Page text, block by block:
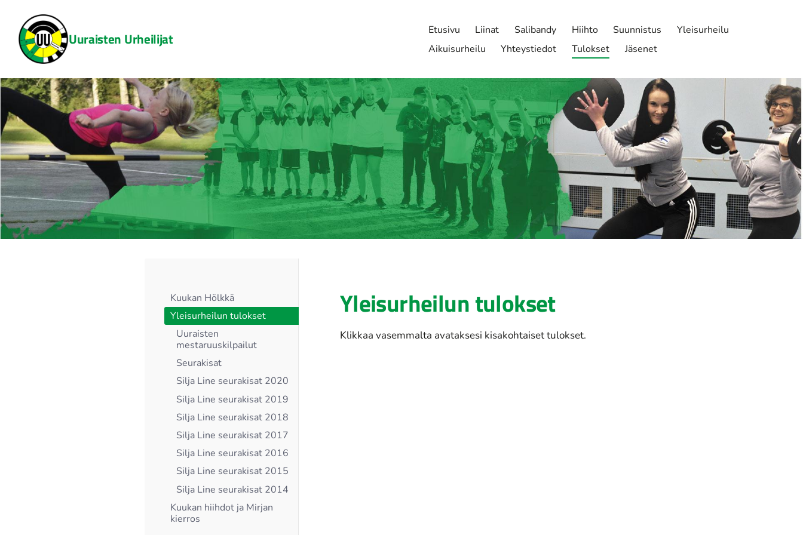
sivun
sisältöön
Uuraisten Urheilijat Etusivu Liinat Salibandy Hiihto Suunnistus
Yleisurheilu
Aikuisurheilu
Yhteystiedot Tulokset Jäsenet
Kuukan Hölkkä
Yleisurheilun tulokset
Uuraisten
mestaruuskilpailut
Seurakisat
Silja Line seurakisat 2020
Silja Line seurakisat 2019
Silja Line seurakisat 2018
Silja Line seurakisat 2017
Silja Line seurakisat 2016
Silja Line seurakisat 2015
Silja Line seurakisat 2014
Kuukan hiihdot ja Mirjan
kierros
Yleisurheilun tulokset
Klikkaa vasemmalta avataksesi kisakohtaiset tulokset.